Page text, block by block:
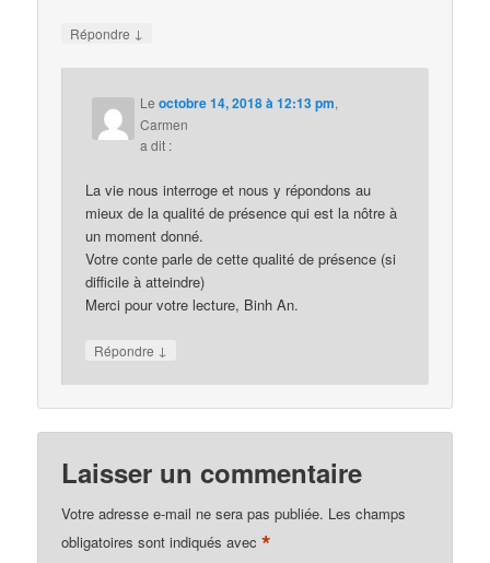
Répondre ↓
Leoctobre 14, 2018 à 12:13 pm,
Carmen
a dit :
La vie nous interroge et nous y répondons au
mieux de la qualité de présence qui est la nôtre à
un moment donné.
Votre conte parle de cette qualité de présence (si
difficile à atteindre)
Merci pour votre lecture, Binh An.
Répondre ↓
Laisser un commentaire
Votre adresse e-mail ne sera pas publiée. Les champs
obligatoires sont indiqués avec*